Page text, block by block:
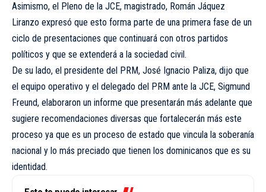
Asimismo, el Pleno de la JCE, magistrado, Román Jáquez
Liranzo expresó que esto forma parte de una primera fase de un
ciclo de presentaciones que continuará con otros partidos
políticos y que se extenderá a la sociedad civil.
De su lado, el presidente del PRM, José Ignacio Paliza, dijo que
el equipo operativo y el delegado del PRM ante la JCE, Sigmund
Freund, elaboraron un informe que presentarán más adelante que
sugiere recomendaciones diversas que fortalecerán más este
proceso ya que es un proceso de estado que vincula la soberanía
nacional y lo más preciado que tienen los dominicanos que es su
identidad.